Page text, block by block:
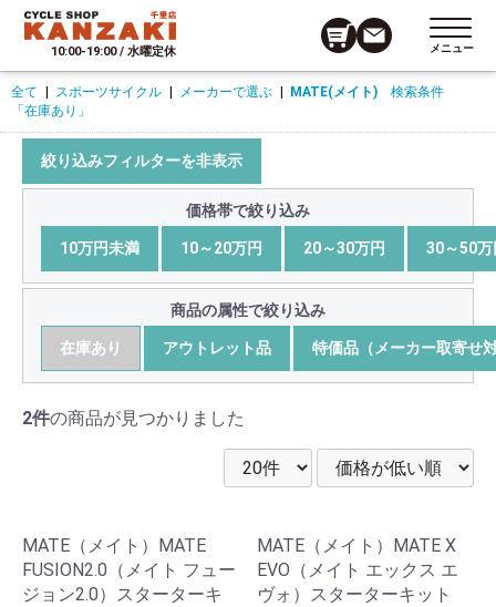
10:00-19:00 / 水曜定休 メニュー
全て スポーツサイクル メーカーで選ぶ MATE(メイト) 検索条件
「在庫あり」
絞り込みフィルターを非表示
価格帯で絞り込み
10万円未満 10～20万円 20～30万円 30～50万
商品の属性で絞り込み
在庫あり アウトレット品 特価品（メーカー取寄せ
2件の商品が見つかりました
MATE（メイト）MATE
FUSION2.0（メイト フュー
ジョン2.0）スターターキ
MATE（メイト）MATE X
EVO（メイト エックス エ
ヴォ）スターターキット